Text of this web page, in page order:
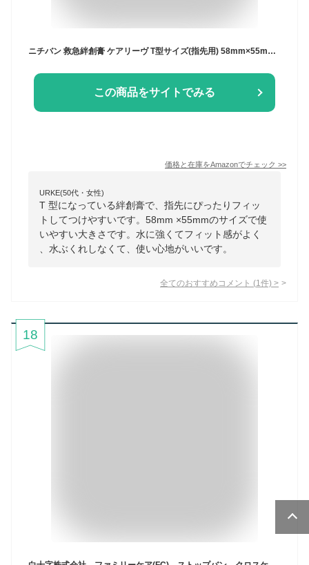
ニチバン 救急絆創膏 ケアリーヴ T型サイズ(指先用) 58mm×55mm CL10T
この商品をサイトでみる
価格と在庫をAmazonでチェック >>
URKE(50代・女性)
T 型になっている絆創膏で、指先にぴったりフィッ
トしてつけやすいです。58mm ×55mmのサイズで使
いやすい大きさです。水に強くてフィット感がよく
、水ぶくれしなくて、使い心地がいいです。
全てのおすすめコメント (1 件) >
18